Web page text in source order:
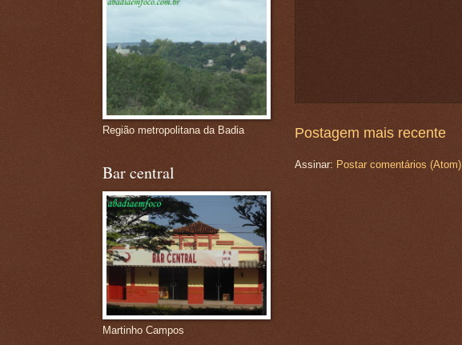
Postagem mais recente
Assinar: Postar comentários (Atom)
Região metropolitana da Badia
Bar central
Martinho Campos